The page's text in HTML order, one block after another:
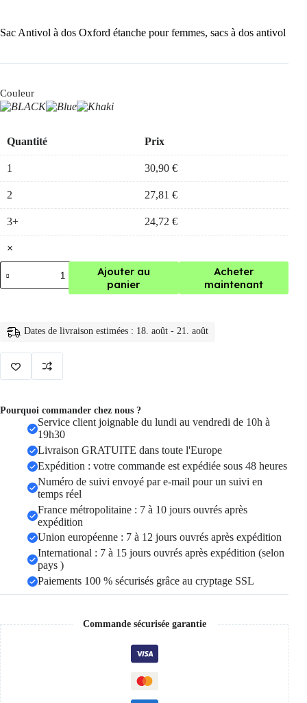
Sac Antivol à dos Oxford étanche pour femmes, sacs à dos antivol
Couleur
Quantité Prix
1 30,90 €
2 27,81 €
3+ 24,72 €
×
quantité
de
Sac
dos
Oxford
femmes,
sacs
dos
antivol
Ajouter au
panier
Acheter
maintenant
Dates de livraison estimées : 18. août - 21. août
Pourquoi commander chez nous ?
Service client joignable du lundi au vendredi de 10h à
19h30
Livraison GRATUITE dans toute l'Europe
Expédition : votre commande est expédiée sous 48 heures
Numéro de suivi envoyé par e-mail pour un suivi en
temps réel
France métropolitaine : 7 à 10 jours ouvrés après
expédition
Union européenne : 7 à 12 jours ouvrés après expédition
International : 7 à 15 jours ouvrés après expédition (selon
pays )
Paiements 100 % sécurisés grâce au cryptage SSL
Commande sécurisée garantie